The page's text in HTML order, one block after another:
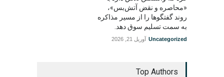
«محاصره و نقض آتش‌بس»،
روند گفتگوها را از مسیر مذاکره
به سمت تسلیم سوق دهد.
Uncategorized آوریل 21, 2026
Top Authors